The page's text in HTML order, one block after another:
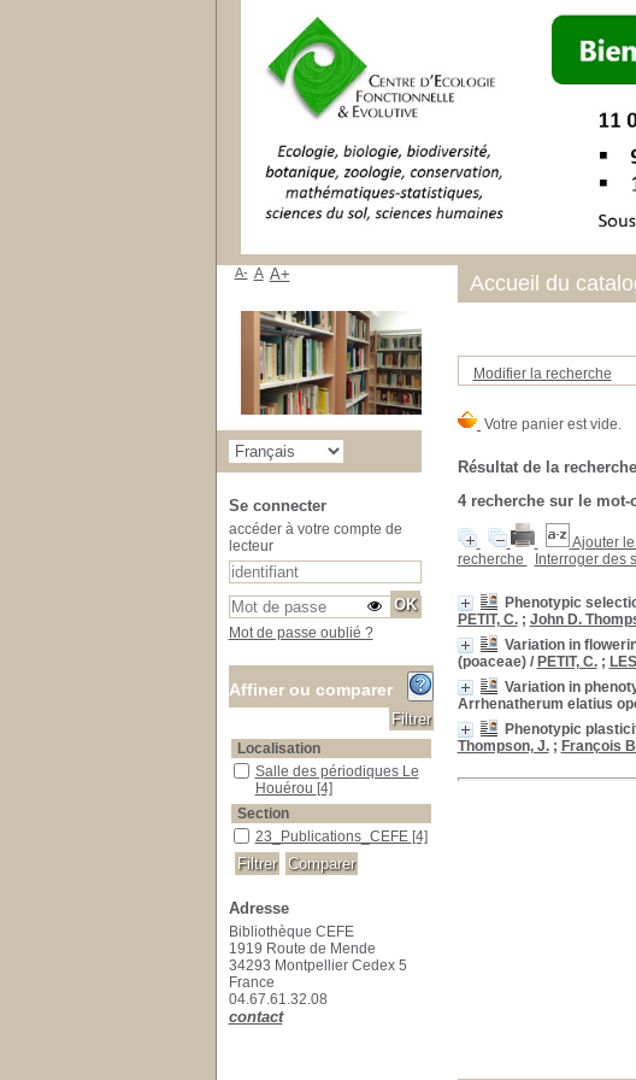
Modifier la recherche
Résultat de la recherche
4recherche sur le mot-
Ajouter
recherche
Interroger des
Phenotypic
PETIT, C.; John D.
Variation in
(poaceae)/ PETIT, C.;
Variation in
Arrhenatherum elatius
Phenotypic
Thompson, J.; François
Accueil du
A- A A+
Se connecter
accéder à votre compte de
lecteur
Mot de passe oublié ?
Affiner ou comparer
Localisation
Salle des périodiques Le Houérou
Salle des périodiques Le
Houérou [4]
Section
23_Publications_CEFE
23_Publications_CEFE [4]
Adresse
Bibliothèque CEFE
1919 Route de Mende
34293 Montpellier Cedex 5
France
04.67.61.32.08
contact